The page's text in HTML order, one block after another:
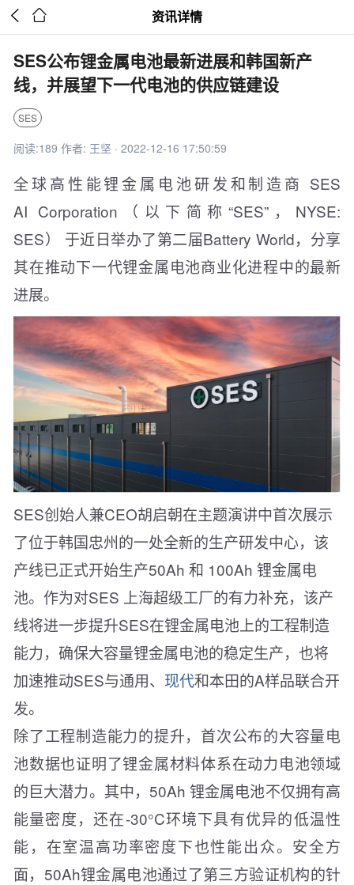
  资讯详情
SES公布锂金属电池最新进展和韩国新产
线，并展望下一代电池的供应链建设
SES
阅读:189 作者: 王坚 · 2022-12-16 17:50:59
全球高性能锂金属电池研发和制造商 SES
AI Corporation（以下简称“SES”，NYSE:
SES） 于近日举办了第二届Battery World，分享
其在推动下一代锂金属电池商业化进程中的最新
进展。
SES创始人兼CEO胡启朝在主题演讲中首次展示
了位于韩国忠州的一处全新的生产研发中心，该
产线已正式开始生产50Ah 和 100Ah 锂金属电
池。作为对SES 上海超级工厂的有力补充，该产
线将进一步提升SES在锂金属电池上的工程制造
能力，确保大容量锂金属电池的稳定生产，也将
加速推动SES与通用、 现代和本田的A样品联合开
发。
除了工程制造能力的提升，首次公布的大容量电
池数据也证明了锂金属材料体系在动力电池领域
的巨大潜力。其中，50Ah 锂金属电池不仅拥有高
能量密度，还在-30°C环境下具有优异的低温性
能，在室温高功率密度下也性能出众。安全方
面，50Ah锂金属电池通过了第三方验证机构的针